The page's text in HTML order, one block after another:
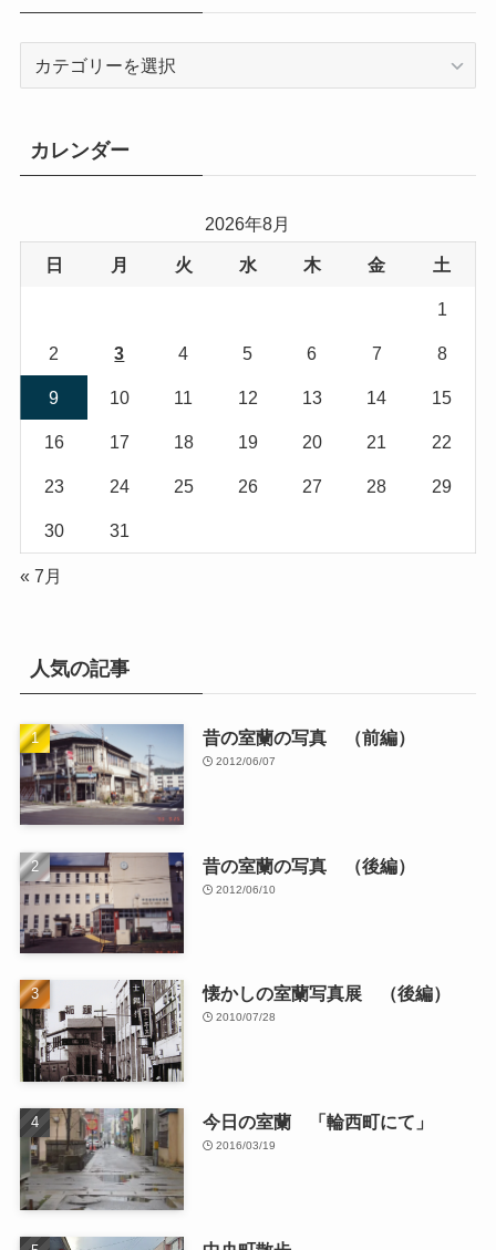
ー
カレンダー
2026年8月
日 月 火 水 木 金 土
1
2 3 4 5 6 7 8
9 10 11 12 13 14 15
16 17 18 19 20 21 22
23 24 25 26 27 28 29
30 31
« 7月
人気の記事
昔の室蘭の写真 （前編）
2012/06/07
昔の室蘭の写真 （後編）
2012/06/10
懐かしの室蘭写真展 （後編）
2010/07/28
今日の室蘭 「輪西町にて」
2016/03/19